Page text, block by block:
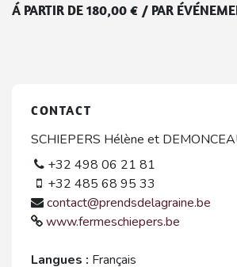
Á PARTIR DE180,00€ / PAR
CONTACT
SCHIEPERS Hélène et
+32 498 06 21 81
+32 485 68 95 33
contact@prendsdelagraine.be
www.fermeschiepers.be
Langues : Français